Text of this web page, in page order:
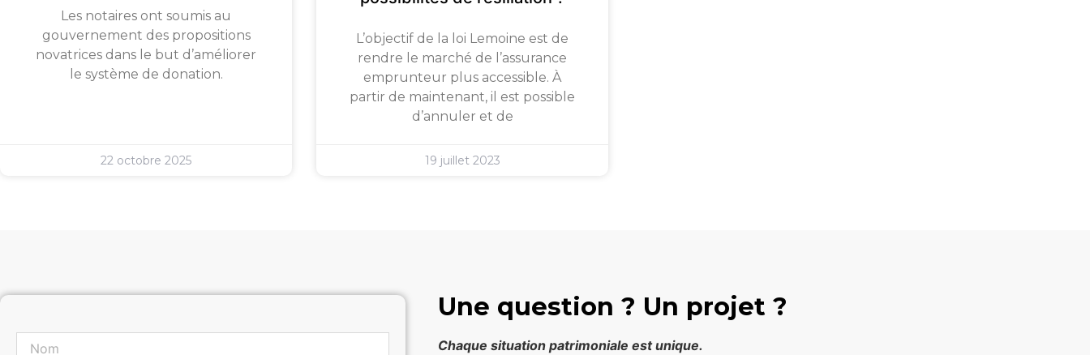
Les notaires ont soumis au
gouvernement des propositions
novatrices dans le but d’améliorer
le système de donation.
22 octobre 2025
L’objectif de la loi Lemoine est de
rendre le marché de l’assurance
emprunteur plus accessible. À
partir de maintenant, il est possible
d’annuler et de
19 juillet 2023
Une question ? Un projet ?
Chaque situation patrimoniale est unique.